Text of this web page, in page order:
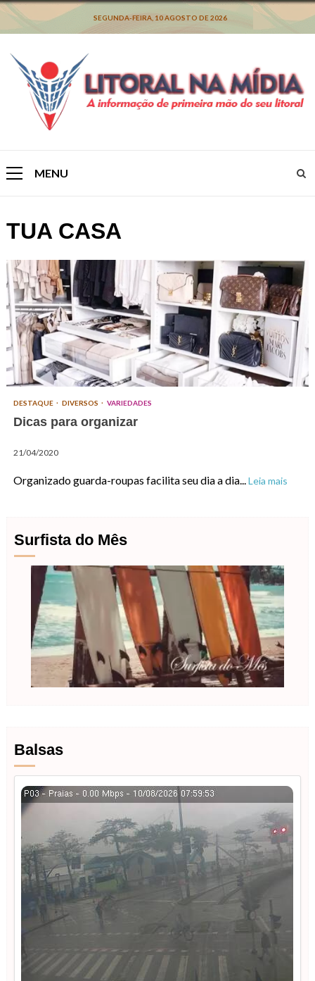
Skip
content
SEGUNDA-FEIRA, 10 AGOSTO DE 2026
PrimaryMENU
TUA CASA
DESTAQUE DIVERSOS VARIEDADES
Dicas para organizar
21/04/2020
Organizado guarda-roupas facilita seu dia a dia...Leia mais
Surfista do Mês
Balsas